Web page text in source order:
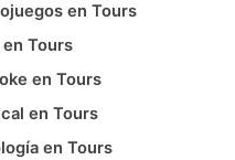
en Tours
Tours
en Tours
en Tours
en Tours